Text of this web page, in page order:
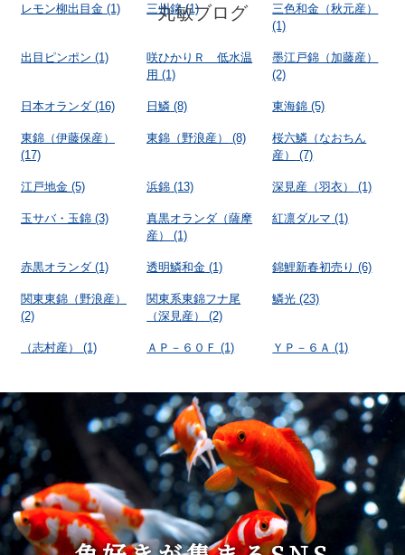
丸敏ブログ
レモン柳出目金 (1) 三州錦(1)
三色和金（秋元産）
(1)
出目ピンポン (1)
咲ひかりＲ 低水温
用 (1)
墨江戸錦（加藤産）
(2)
日本オランダ (16) 日鱗 (8) 東海錦 (5)
東錦（伊藤保産）
(17)
東錦（野浪産） (8)
桜六鱗（なおちん
産）
(7)
江戸地金 (5) 浜錦 (13) 深見産（羽衣） (1)
玉サバ・玉錦 (3)
真黒オランダ（薩摩
産）
(1)
紅凛ダルマ (1)
赤黒オランダ (1) 透明鱗和金 (1) 錦鯉新春初売り (6)
関東東錦（野浪産）
(2)
関東系東錦フナ尾
（深見産）
(2)
鱗光 (23)
（志村産） (1) ＡＰ－６０Ｆ (1) ＹＰ－６Ａ (1)